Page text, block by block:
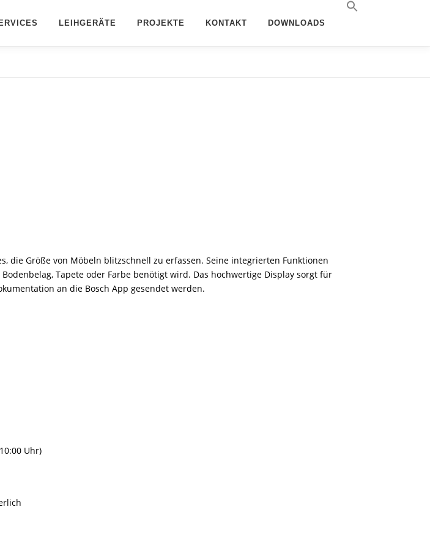
LEIHGERÄTE PROJEKTE KONTAKT DOWNLOADS
die Größe von Möbeln blitzschnell zu erfassen. Seine integrierten Funktionen
Tapete oder Farbe benötigt wird. Das hochwertige Display sorgt für
an die Bosch App gesendet werden.
Uhr)